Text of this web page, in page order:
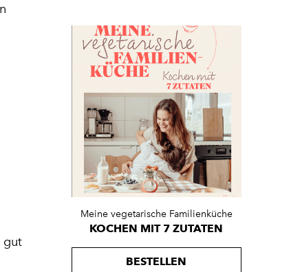
gut
Meine vegetarische Familienküche
KOCHEN MIT 7 ZUTATEN
BESTELLEN